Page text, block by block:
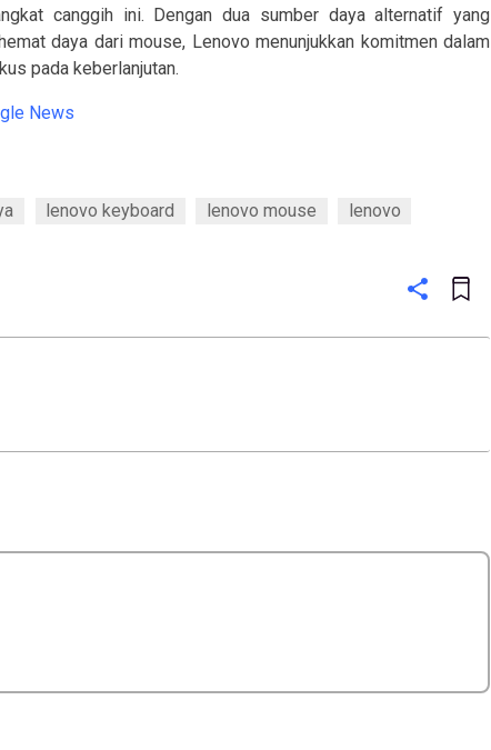
canggih ini. Dengan dua sumber daya alternatif yang
daya dari mouse, Lenovo menunjukkan komitmen dalam
pada keberlanjutan.
News
lenovo keyboard lenovo mouse lenovo